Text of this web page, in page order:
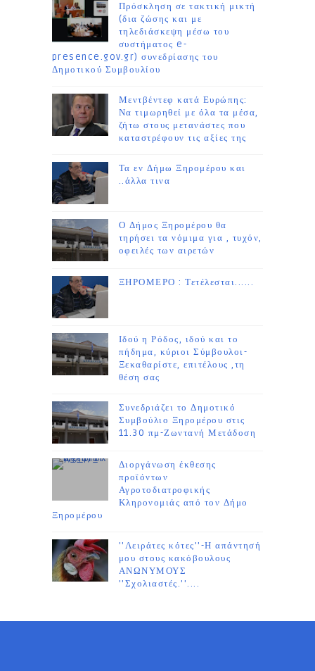
Πρόσκληση σε τακτική μικτή
(δια ζώσης και με
τηλεδιάσκεψη μέσω του
συστήματος e-
presence.gov.gr) συνεδρίασης του
Δημοτικού Συμβουλίου
Μεντβέντεφ κατά Ευρώπης:
Να τιμωρηθεί με όλα τα μέσα,
ζήτω στους μετανάστες που
καταστρέφουν τις αξίες της
Τα εν Δήμω Ξηρομέρου και
..άλλα τινα
Ο Δήμος Ξηρομέρου θα
τηρήσει τα νόμιμα για , τυχόν,
οφειλές των αιρετών
ΞΗΡΟΜΕΡΟ : Τετέλεσται......
Ιδού η Ρόδος, ιδού και το
πήδημα, κύριοι Σύμβουλοι-
Ξεκαθαρίστε, επιτέλους ,τη
θέση σας
Συνεδριάζει το Δημοτικό
Συμβούλιο Ξηρομέρου στις
11.30 πμ-Ζωντανή Μετάδοση
Διοργάνωση έκθεσης
προϊόντων
Αγροτοδιατροφικής
Κληρονομιάς από τον Δήμο
Ξηρομέρου
''Λειράτες κότες''-Η απάντησή
μου στους κακόβουλους
ΑΝΩΝΥΜΟΥΣ
''Σχολιαστές.''....